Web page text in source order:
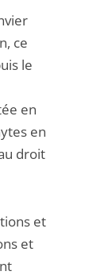
ce
le
en
en
droit
et
et